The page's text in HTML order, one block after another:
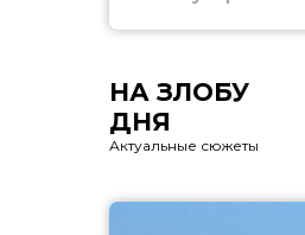
НА ЗЛОБУ
ДНЯ
Актуальные сюжеты